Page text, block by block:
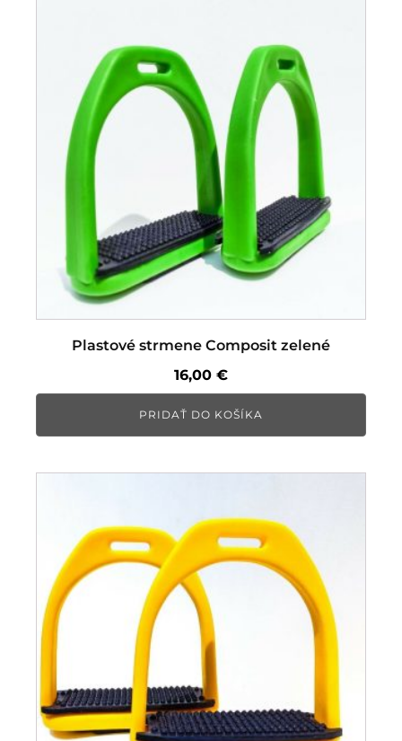
Plastové strmene Composit zelené
16,00 €
PRIDAŤ DO KOŠÍKA